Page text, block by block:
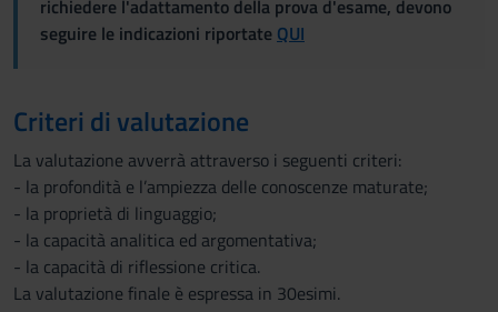
richiedere l'adattamento della prova d'esame, devono
seguire le indicazioni riportate QUI
Criteri di valutazione
La valutazione avverrà attraverso i seguenti criteri:
- la profondità e l’ampiezza delle conoscenze maturate;
- la proprietà di linguaggio;
- la capacità analitica ed argomentativa;
- la capacità di riflessione critica.
La valutazione finale è espressa in 30esimi.